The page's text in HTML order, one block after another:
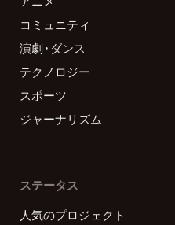
コミュニティ
演劇・ダンス
テクノロジー
スポーツ
ジャーナリズム
ステータス
人気のプロジェクト